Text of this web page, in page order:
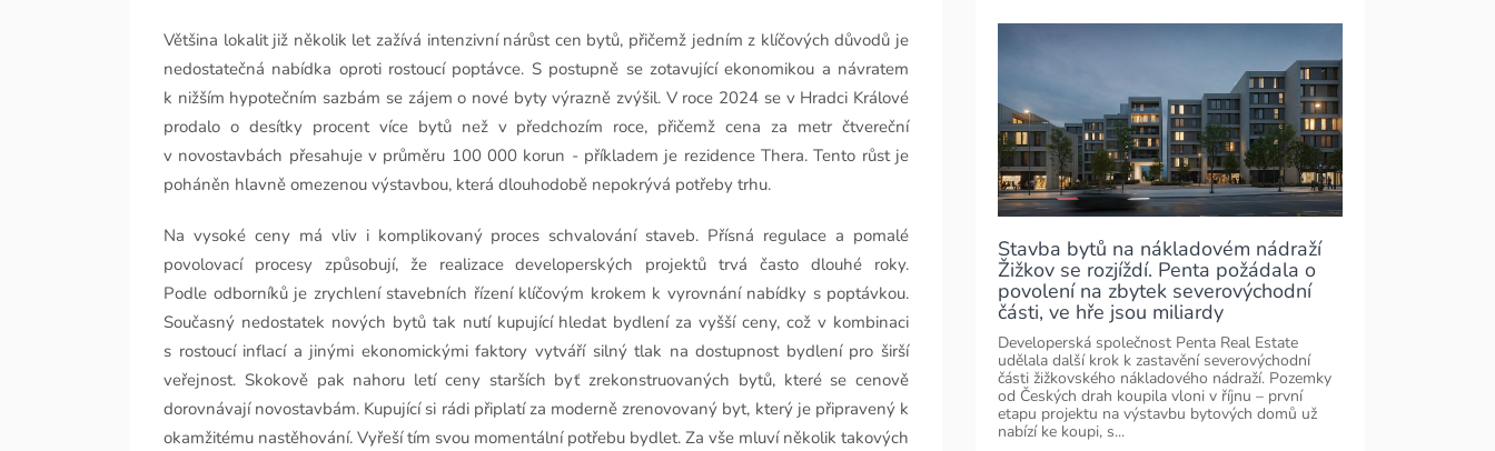
Většina lokalit již několik let zažívá intenzivní nárůst cen bytů, přičemž jedním z klíčových důvodů je
nedostatečná nabídka oproti rostoucí poptávce. S postupně se zotavující ekonomikou a návratem
k nižším hypotečním sazbám se zájem o nové byty výrazně zvýšil. V roce 2024 se v Hradci Králové
prodalo o desítky procent více bytů než v předchozím roce, přičemž cena za metr čtvereční
v novostavbách přesahuje v průměru 100 000 korun - příkladem je rezidence Thera. Tento růst je
poháněn hlavně omezenou výstavbou, která dlouhodobě nepokrývá potřeby trhu.
Na vysoké ceny má vliv i komplikovaný proces schvalování staveb. Přísná regulace a pomalé
povolovací procesy způsobují, že realizace developerských projektů trvá často dlouhé roky.
Podle odborníků je zrychlení stavebních řízení klíčovým krokem k vyrovnání nabídky s poptávkou.
Současný nedostatek nových bytů tak nutí kupující hledat bydlení za vyšší ceny, což v kombinaci
s rostoucí inflací a jinými ekonomickými faktory vytváří silný tlak na dostupnost bydlení pro širší
veřejnost. Skokově pak nahoru letí ceny starších byť zrekonstruovaných bytů, které se cenově
dorovnávají novostavbám. Kupující si rádi připlatí za moderně zrenovovaný byt, který je připravený k
okamžitému nastěhování. Vyřeší tím svou momentální potřebu bydlet. Za vše mluví několik takových
Stavba bytů na nákladovém nádraží
Žižkov se rozjíždí. Penta požádala o
povolení na zbytek severovýchodní
části, ve hře jsou miliardy
Developerská společnost Penta Real Estate
udělala další krok k zastavění severovýchodní
části žižkovského nákladového nádraží. Pozemky
od Českých drah koupila vloni v říjnu – první
etapu projektu na výstavbu bytových domů už
nabízí ke koupi, s...